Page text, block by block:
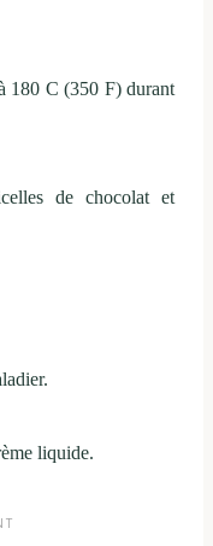
180 C (350 F) durant
de chocolat et
liquide.